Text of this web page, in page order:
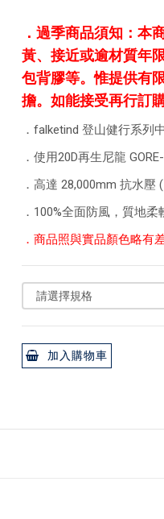
． 過季商品須知：本
黃、接近或逾材質年
包背膠等。惟提供有
擔。如能接受再行訂
．falketind 登山健行系列
．使用20D再生尼龍
．高達 28,000mm 抗水
．100%全面防風，質地
．商品照與實品顏色略有
加入購物車